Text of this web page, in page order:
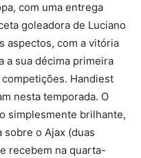
com uma entrega
goleadora de Luciano
aspectos, com a vitória
a sua décima primeira
Handiest
nesta temporada. O
simplesmente brilhante,
sobre o Ajax (duas
recebem na quarta-